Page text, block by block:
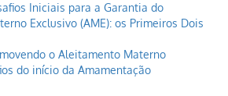
Iniciais para a Garantia do
Exclusivo (AME): os Primeiros Dois
o Aleitamento Materno
do início da Amamentação